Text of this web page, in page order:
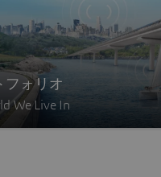
フォリオ
We Live In